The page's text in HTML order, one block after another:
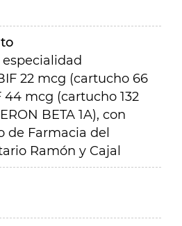
22 mcg (cartucho 66
44 mcg (cartucho 132
BETA 1A), con
de Farmacia del
Ramón y Cajal